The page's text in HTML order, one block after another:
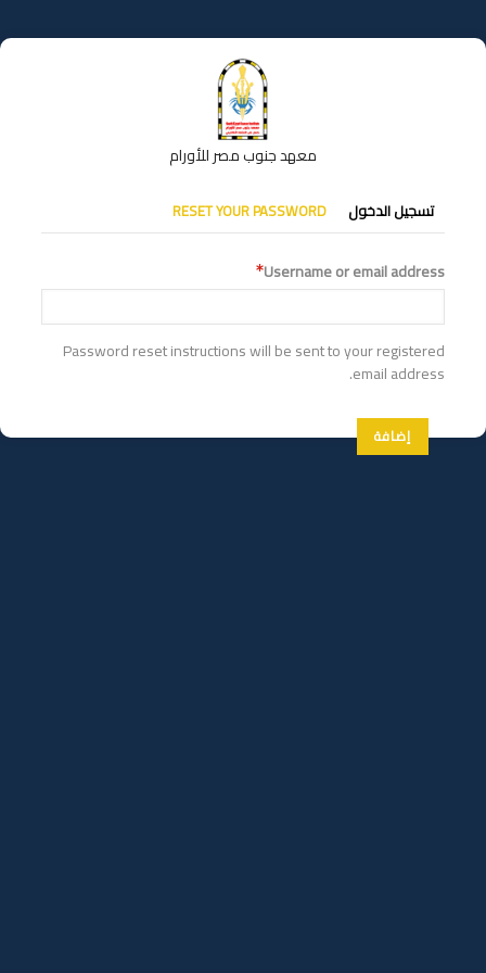
إلى
المحتوى
معهد جنوب مصر للأورام
التبويبات
الأساسية
تسجيل الدخول RESET YOUR PASSWORD
Username or email address
Password reset instructions will be sent to your registered
email address.